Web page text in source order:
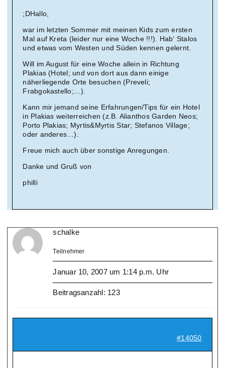
;DHallo,
war im letzten Sommer mit meinen Kids zum ersten
Mal auf Kreta (leider nur eine Woche !!!). Hab‘ Stalos
und etwas vom Westen und Süden kennen gelernt.
Will im August für eine Woche allein in Richtung
Plakias (Hotel; und von dort aus dann einige
näherliegende Orte besuchen (Preveli;
Frabgokastello;…).
Kann mir jemand seine Erfahrungen/Tips für ein Hotel
in Plakias weiterreichen (z.B. Alianthos Garden Neos;
Porto Plakias; Myrtis&Myrtis Star; Stefanos Village;
oder anderes…).
Freue mich auch über sonstige Anregungen.
Danke und Gruß von
philli
schalke
Teilnehmer
Januar 10, 2007 um 1:14 p.m. Uhr
Beitragsanzahl: 123
#14050